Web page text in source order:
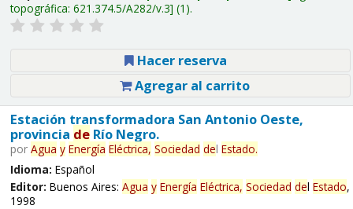
topográfica: 621.374.5/A282/v.3 (1).
Hacer reserva
Agregar al carrito
Estación transformadora San Antonio Oeste,
provincia deRío Negro.
por Agua y Energía Eléctrica, Sociedad del Estado.
Idioma: Español
Editor: Buenos Aires: Agua y Energía Eléctrica, Sociedad del Estado,
1998